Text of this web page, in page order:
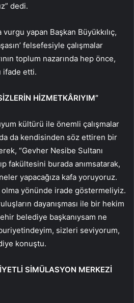
dedi.
yapan Başkan Büyükkılıç,
felsefesiyle çalışmalar
toplum nazarında hep önce,
ifade etti.
HİZMETKÂRIYIM”
kültürü ile önemli çalışmalar
da kendisinden söz ettiren bir
“Gevher Nesibe Sultanı
fakültesini burada anımsatarak,
yapacağıza kafa yoruyoruz.
olma yönünde irade göstermeliyiz.
dayanışması ile bir hekim
belediye başkanıysam ne
sizleri seviyorum,
konuştu.
SİMÜLASYON MERKEZİ